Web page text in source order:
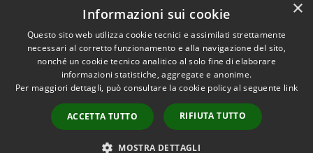
Whistleblowing
Accessibilità
Copyright © 2026 • Comune di
Abbiategrasso • Powered by
Municipium•
Accesso
redazione
×
Informazioni sui cookie
Questo sito web utilizza cookie tecnici e assimilati strettamente
necessari al corretto funzionamento e alla navigazione del sito,
nonché un cookie tecnico analitico al solo fine di elaborare
informazioni statistiche, aggregate e anonime.
Per maggiori dettagli, può consultare la cookie policy al seguente link
ACCETTA TUTTO RIFIUTA TUTTO
MOSTRA DETTAGLI